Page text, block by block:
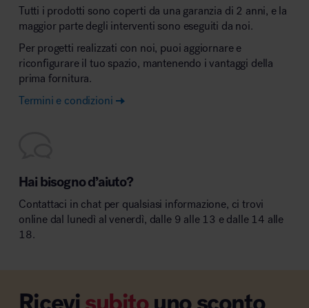
Tutti i prodotti sono coperti da una garanzia di 2 anni, e la
maggior parte degli interventi sono eseguiti da noi.
Per progetti realizzati con noi, puoi aggiornare e
riconfigurare il tuo spazio, mantenendo i vantaggi della
prima fornitura.
Termini e condizioni
Hai bisogno d’aiuto?
Contattaci in chat per qualsiasi informazione, ci trovi
online dal lunedì al venerdì, dalle 9 alle 13 e dalle 14 alle
18.